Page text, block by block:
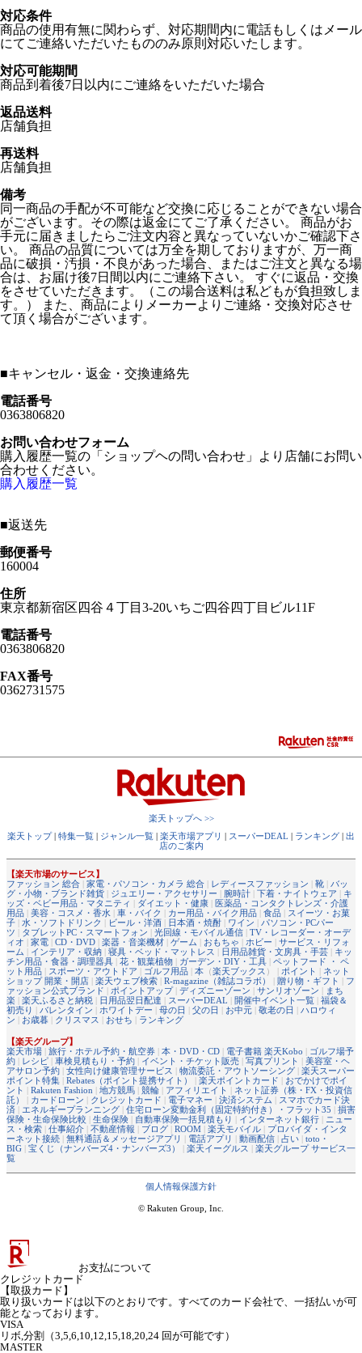
対応条件
商品の使用有無に関わらず、対応期間内に電話もしくはメール
にてご連絡いただいたもののみ原則対応いたします。
対応可能期間
商品到着後7日以内にご連絡をいただいた場合
返品送料
店舗負担
再送料
店舗負担
備考
同一商品の手配が不可能など交換に応じることができない場合
がございます。その際は返金にてご了承ください。 商品がお
手元に届きましたらご注文内容と異なっていないかご確認下さ
い。 商品の品質については万全を期しておりますが、万一商
品に破損・汚損・不良があった場合、またはご注文と異なる場
合は、お届け後7日間以内にご連絡下さい。 すぐに返品・交換
をさせていただきます。（この場合送料は私どもが負担致しま
す。） また、商品によりメーカーよりご連絡・交換対応させ
て頂く場合がございます。
■キャンセル・返金・交換連絡先
電話番号
0363806820
お問い合わせフォーム
購入履歴一覧の「ショップヘの問い合わせ」より店舗にお問い
合わせください。
購入履歴一覧
■返送先
郵便番号
160004
住所
東京都新宿区四谷４丁目3-20いちご四谷四丁目ビル11F
電話番号
0363806820
FAX番号
0362731575
楽天トップへ >>
楽天トップ
特集一覧 ジャンル一覧 楽天市場アプリ スーパーDEAL ランキング
出
店のご案内
【楽天市場のサービス】
ファッション 総合
家電・パソコン・カメラ 総合 レディースファッション 靴
バッ
グ・小物・ブランド雑貨
ジュエリー・アクセサリー 腕時計 下着・ナイトウェア
キ
ッズ・ベビー用品・マタニティ
ダイエット・健康
医薬品・コンタクトレンズ・介護
用品
美容・コスメ・香水 車・バイク カー用品・バイク用品 食品
スイーツ・お菓
子
水・ソフトドリンク ビール・洋酒 日本酒・焼酎 ワイン
パソコン・PCパー
ツ
タブレットPC・スマートフォン 光回線・モバイル通信
TV・レコーダー・オーデ
ィオ
家電 CD・DVD 楽器・音楽機材 ゲーム おもちゃ ホビー
サービス・リフォ
ーム
インテリア・収納 寝具・ベッド・マットレス 日用品雑貨・文房具・手芸
キッ
チン用品・食器・調理器具
花・観葉植物 ガーデン・DIY・工具
ペットフード ・ ペ
ット用品
スポーツ・アウトドア ゴルフ用品 本 （楽天ブックス ） | ポイント
ネット
ショップ 開業・開店
楽天ウェブ検索 R-magazine（雑誌コラボ） 贈り物・ギフト
フ
ァッション公式ブランド
ポイントアップ ディズニーゾーン サンリオゾーン
まち
楽
楽天ふるさと納税 日用品翌日配達 スーパーDEAL 開催中イベント一覧
福袋＆
初売り
バレンタイン ホワイトデー 母の日 父の日 お中元 敬老の日
ハロウィ
ン
お歳暮 クリスマス おせち ランキング
【楽天グループ】
楽天市場
旅行・ホテル予約・航空券 本・DVD・CD 電子書籍 楽天Kobo
ゴルフ場予
約
レシピ 車検見積もり・予約 イベント・チケット販売 写真プリント
美容室・ヘ
アサロン予約
女性向け健康管理サービス 物流委託・アウトソーシング
楽天スーパー
ポイント特集
Rebates（ポイント提携サイト） 楽天ポイントカード
おでかけでポイ
ント
Rakuten Fashion 地方競馬 競輪 アフィリエイト
ネット証券（株・FX・投資信
託）
カードローン クレジットカード 電子マネー 決済システム
スマホでカード決
済
エネルギープランニング 住宅ローン変動金利（固定特約付き）・フラット35
損害
保険・生命保険比較
生命保険 自動車保険一括見積もり インターネット銀行
ニュー
ス・検索
仕事紹介 不動産情報 ブログ ROOM 楽天モバイル
プロバイダ・インタ
ーネット接続
無料通話＆メッセージアプリ 電話アプリ 動画配信 占い
toto・
BIG
宝くじ（ナンバーズ4・ナンバーズ3） 楽天イーグルス
楽天グループ サービス一
覧
個人情報保護方針
© Rakuten Group, Inc.
お支払について
クレジットカード
【取扱カード】
取り扱いカードは以下のとおりです。すべてのカード会社で、一括払いが可
能となっております。
VISA
リボ,分割（3,5,6,10,12,15,18,20,24 回が可能です）
MASTER